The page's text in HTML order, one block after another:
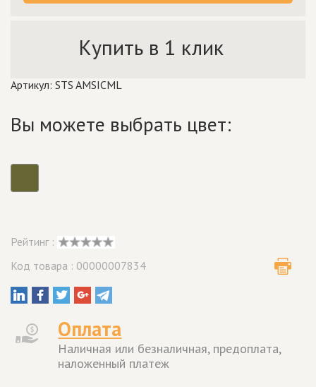
Купить в 1 клик
Артикул: STS AMSICML
Вы можете выбрать цвет:
Рейтинг :
Код товара : 00000007834
Оплата
Наличная или безналичная, предоплата,
наложенный платеж